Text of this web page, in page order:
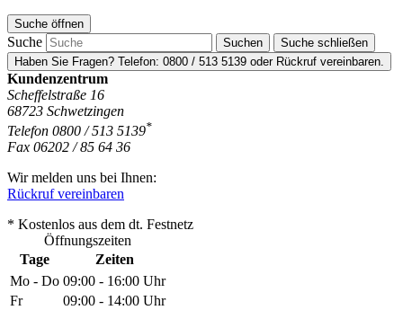
Suche öffnen
Suche
Suche schließen
Haben Sie Fragen? Telefon: 0800 / 513 5139 oder Rückruf vereinbaren.
Kundenzentrum
Scheffelstraße 16
68723 Schwetzingen
Telefon 0800 / 513 5139*
Fax 06202 / 85 64 36
Wir melden uns bei Ihnen:
Rückruf vereinbaren
* Kostenlos aus dem dt. Festnetz
Öffnungszeiten
Tage
Zeiten
Mo - Do 09:00 - 16:00 Uhr
Fr
09:00 - 14:00 Uhr